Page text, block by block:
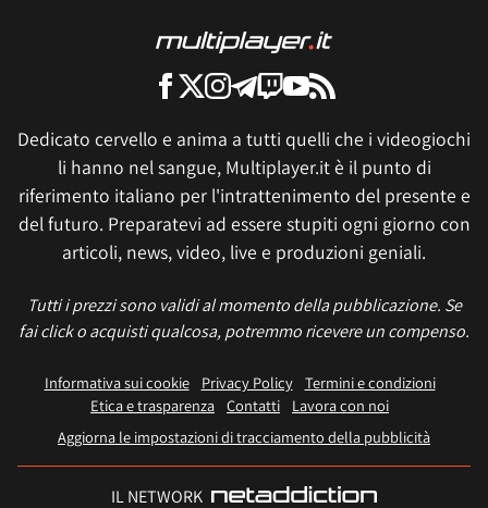
Dedicato cervello e anima a tutti quelli che i videogiochi
li hanno nel sangue, Multiplayer.it è il punto di
riferimento italiano per l'intrattenimento del presente e
del futuro. Preparatevi ad essere stupiti ogni giorno con
articoli, news, video, live e produzioni geniali.
Tutti i prezzi sono validi al momento della pubblicazione. Se
fai click o acquisti qualcosa, potremmo ricevere un compenso.
Informativa sui cookie Privacy Policy
Termini e condizioni
Etica e trasparenza Contatti
Lavora con noi
Aggiorna le impostazioni di tracciamento della pubblicità
IL NETWORK